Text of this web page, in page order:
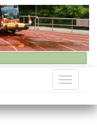
Toggle